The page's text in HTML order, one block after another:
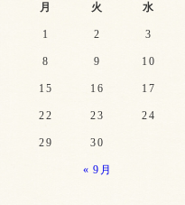
月
火 水
« 9月
1 2 3
8 9 10
15 16 17
22 23 24
29 30